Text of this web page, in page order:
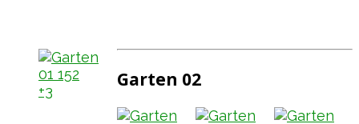
+3
Garten 02